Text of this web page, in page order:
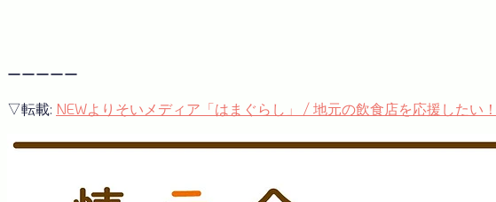
ーーーーー
▽転載: NEWよりそいメディア「はまぐらし」 / 地元の飲食店を応援したい！